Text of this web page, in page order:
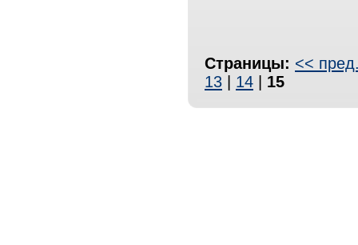
Страницы: <<
13
14 15